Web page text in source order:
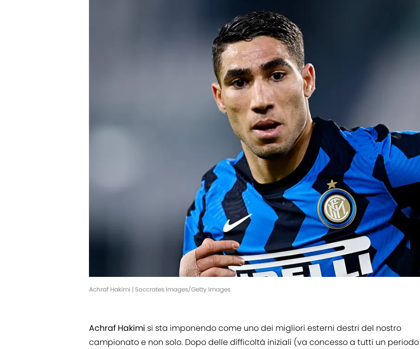
Achraf Hakimi | Soccrates Images/Getty Images
Achraf Hakimi si sta imponendo come uno dei migliori esterni destri del nostro
campionato e non solo. Dopo delle difficoltà iniziali (va concesso a tutti un periodo